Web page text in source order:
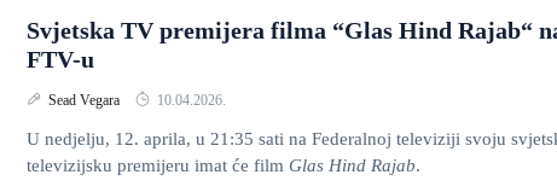
Svjetska TV premijera filma “Glas Hind Rajab“
FTV-u
Sead Vegara 10.04.2026.
U nedjelju, 12. aprila, u 21:35 sati na Federalnoj televiziji svoju
televizijsku premijeru imat će film Glas Hind Rajab.